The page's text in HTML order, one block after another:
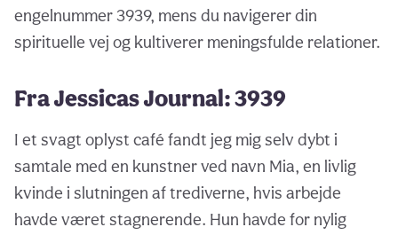
engelnummer 3939, mens du navigerer din
spirituelle vej og kultiverer meningsfulde relationer.
Fra Jessicas Journal: 3939
I et svagt oplyst café fandt jeg mig selv dybt i
samtale med en kunstner ved navn Mia, en livlig
kvinde i slutningen af trediverne, hvis arbejde
havde været stagnerende. Hun havde for nylig